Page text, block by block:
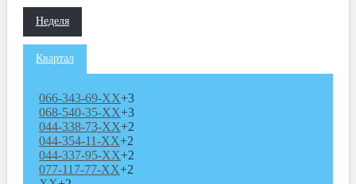
Неделя
Квартал
066-343-69-XX+3
068-540-35-XX+3
044-338-73-XX+2
044-354-11-XX+2
044-337-95-XX+2
077-117-77-XX+2